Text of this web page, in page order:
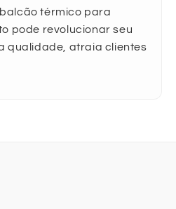
térmico para
pode revolucionar seu
qualidade, atraia clientes